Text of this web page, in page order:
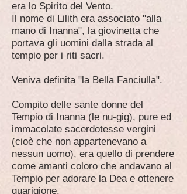
era lo Spirito del Vento.
Il nome di Lilith era associato "alla
mano di Inanna", la giovinetta che
portava gli uomini dalla strada al
tempio per i riti sacri.
Veniva definita "la Bella Fanciulla".
Compito delle sante donne del
Tempio di Inanna (le nu-gig), pure ed
immacolate sacerdotesse vergini
(cioè che non appartenevano a
nessun uomo), era quello di prendere
come amanti coloro che andavano al
Tempio per adorare la Dea e ottenere
guarigione.